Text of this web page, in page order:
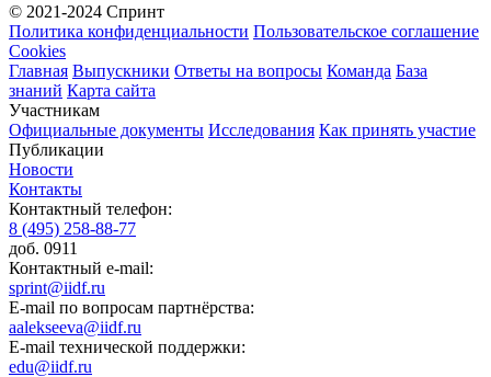
© 2021-2024 Спринт
Политика конфиденциальности Пользовательское соглашение
Cookies
Главная Выпускники Ответы на вопросы Команда База
знаний Карта сайта
Участникам
Официальные документы Исследования Как принять участие
Публикации
Новости
Контакты
Контактный телефон:
8 (495) 258-88-77
доб. 0911
Контактный e-mail:
sprint@iidf.ru
E-mail по вопросам партнёрства:
aalekseeva@iidf.ru
E-mail технической поддержки:
edu@iidf.ru